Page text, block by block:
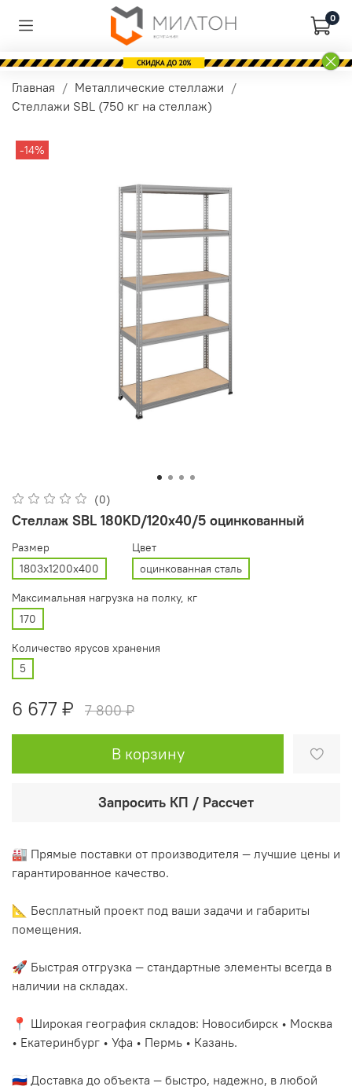
0
Главная
Металлические стеллажи
Стеллажи SBL (750 кг на стеллаж)
-14%
(0)
Стеллаж SBL 180KD/120x40/5 оцинкованный
Размер
1803x1200x400
Цвет
оцинкованная сталь
Максимальная нагрузка на полку, кг
170
Количество ярусов хранения
5
6 677 ₽ 7 800 ₽
В корзину
Запросить КП / Рассчет
🏭 Прямые поставки от производителя — лучшие цены и
гарантированное качество.
📐 Бесплатный проект под ваши задачи и габариты
помещения.
🚀 Быстрая отгрузка — стандартные элементы всегда в
наличии на складах.
📍 Широкая география складов: Новосибирск • Москва
• Екатеринбург • Уфа • Пермь • Казань.
🇷🇺 Доставка до объекта — быстро, надежно, в любой